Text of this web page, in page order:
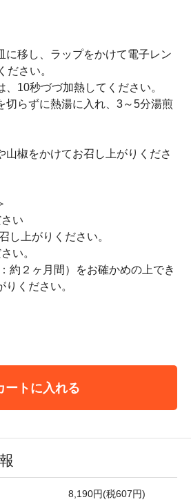
に移し、ラップをかけて電子レン
ださい。
10秒づづ加熱してください。
切らずに熱湯に入れ、3～5分湯煎
山椒をかけてお召し上がりくださ
い
し上がりください。
い。
約２ヶ月間）をお確かめの上でき
ください。
ートに入れる
8,190円(税607円)